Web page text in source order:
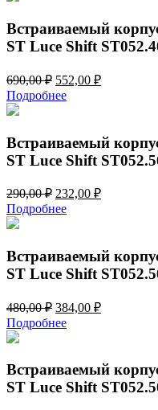
Встраиваемый
ST Luce Shift
690,00₽ Первоначальная
цена
составляла
552,00 ₽Текущая
Подробнее
Встраиваемый
ST Luce Shift
290,00₽ Первоначальная
цена
составляла
232,00 ₽Текущая
Подробнее
Встраиваемый
ST Luce Shift
480,00₽ Первоначальная
цена
составляла
384,00 ₽Текущая
Подробнее
Встраиваемый
ST Luce Shift